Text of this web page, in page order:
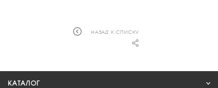
НАЗАД К СПИСКУ
КАТАЛОГ